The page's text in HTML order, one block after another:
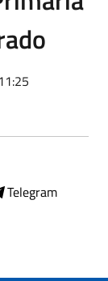
Telegram